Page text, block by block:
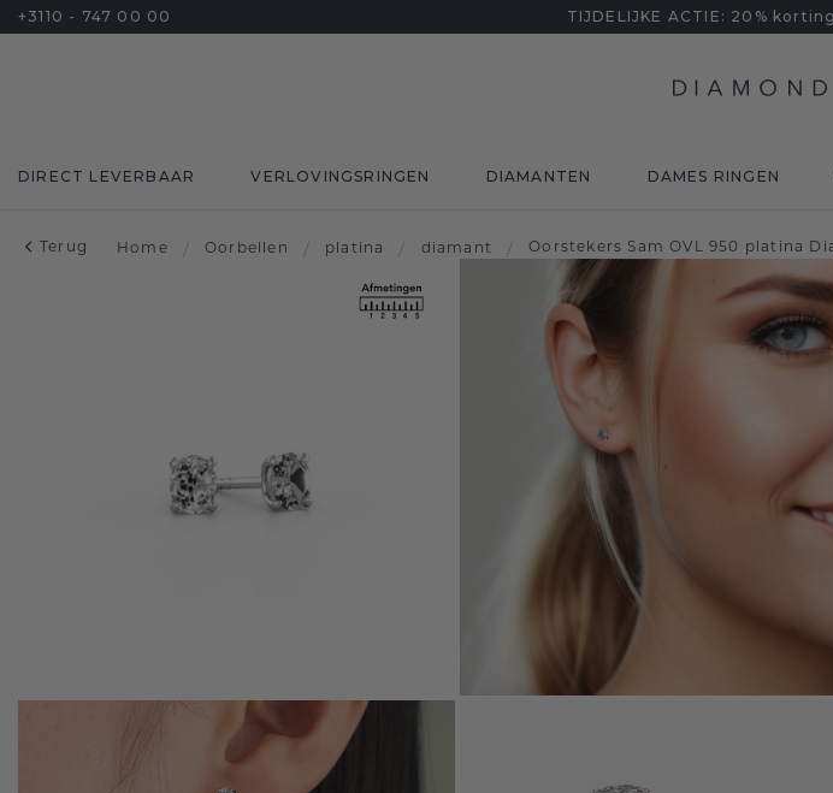
+3110 - 747 00 00 TIJDELIJKE ACTIE: 20%
DIRECT LEVERBAAR VERLOVINGSRINGEN DIAMANTEN DAMES RINGEN
Terug Home / Oorbellen / platina / diamant / Oorstekers Sam OVL 950 platina